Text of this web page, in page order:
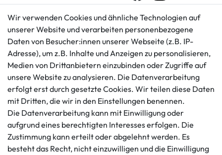
Kundenservice
+49 421 596586
Mo. - Fr. 9 - 16 Uhr
info@gameworld.de
Kontaktformular
Rechtliches
AGB
Impressum
Datenschutzerklärung
Barrierefreiheitserklärung
Widerrufs­recht
Vertrag widerrufen
Informationen
Ankauf
Zahlungsmöglichkeiten
Wir verwenden Cookies und ähnliche Technologien auf
unserer Website und verarbeiten personenbezogene
Daten von Besucher:innen unserer Webseite (z.B. IP-
Adresse), um z.B. Inhalte und Anzeigen zu personalisieren,
Medien von Drittanbietern einzubinden oder Zugriffe auf
unsere Website zu analysieren. Die Datenverarbeitung
erfolgt erst durch gesetzte Cookies. Wir teilen diese Daten
mit Dritten, die wir in den Einstellungen benennen.
Die Datenverarbeitung kann mit Einwilligung oder
aufgrund eines berechtigten Interesses erfolgen. Die
Zustimmung kann erteilt oder abgelehnt werden. Es
besteht das Recht, nicht einzuwilligen und die Einwilligung